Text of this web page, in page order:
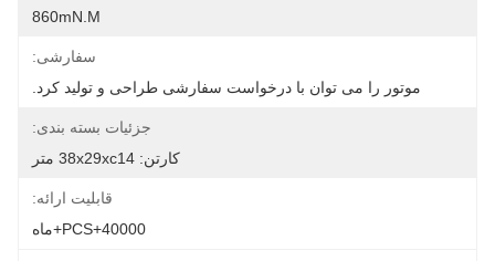
860mN.m
سفارشی:
موتور را می توان با درخواست سفارشی طراحی و تولید کرد.
جزئیات بسته بندی:
کارتن: 38x29xc14 متر
قابلیت ارائه:
40000+PCS+ماه